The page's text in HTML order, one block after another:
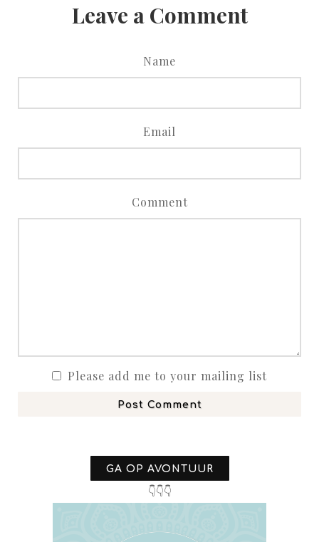
Leave a Comment
Name
Email
Comment
Please add me to your mailing list
Post Comment
GA OP AVONTUUR
👇👇👇